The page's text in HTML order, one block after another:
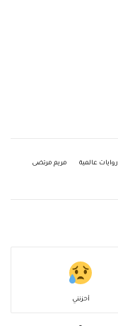
روايات عالمية
مريم مرتضى
أحزنني